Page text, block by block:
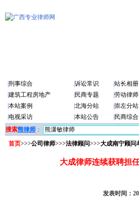
刑事综合 诉讼常识 站长相册
建筑工程房地产 民商专题 劳动律师
本站案例 北海分站 崇左分站
电视采访 本站公告 民商综合
搜索熊律师 ：
首页>>>公司律师>>>法律顾问>>>大成南宁顾问
大成律师连续获聘担
发表时间：